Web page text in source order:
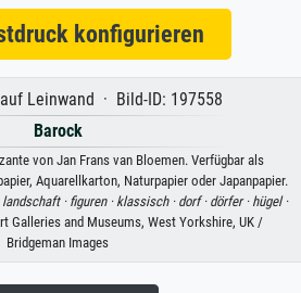
konfigurieren
Leinwand · Bild-ID: 197558
Barock
von Jan Frans van Bloemen. Verfügbar als
Aquarellkarton, Naturpapier oder Japanpapier.
landschaft · figuren · klassisch · dorf · dörfer · hügel ·
Galleries and Museums, West Yorkshire, UK /
Bridgeman Images